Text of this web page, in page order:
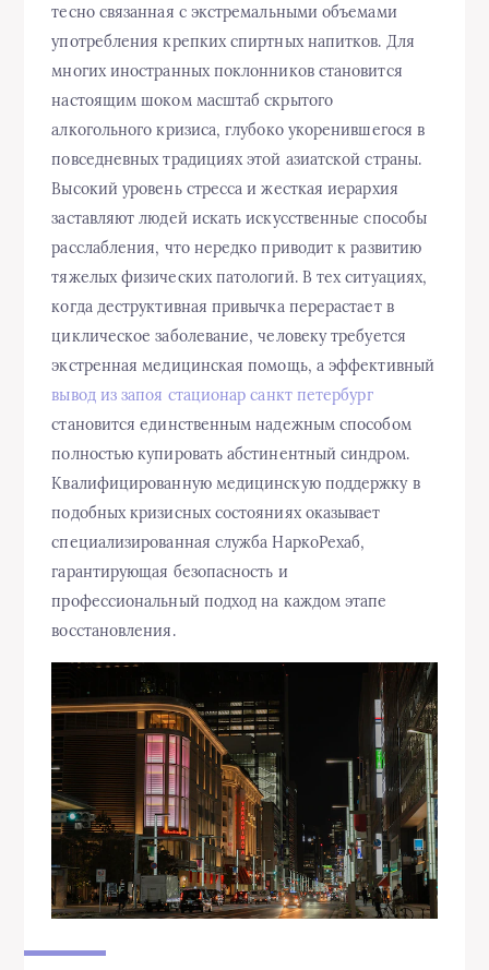
тесно связанная с экстремальными объемами
употребления крепких спиртных напитков. Для
многих иностранных поклонников становится
настоящим шоком масштаб скрытого
алкогольного кризиса, глубоко укоренившегося в
повседневных традициях этой азиатской страны.
Высокий уровень стресса и жесткая иерархия
заставляют людей искать искусственные способы
расслабления, что нередко приводит к развитию
тяжелых физических патологий. В тех ситуациях,
когда деструктивная привычка перерастает в
циклическое заболевание, человеку требуется
экстренная медицинская помощь, а эффективный
вывод из запоя стационар санкт петербург
становится единственным надежным способом
полностью купировать абстинентный синдром.
Квалифицированную медицинскую поддержку в
подобных кризисных состояниях оказывает
специализированная служба НаркоРехаб,
гарантирующая безопасность и
профессиональный подход на каждом этапе
восстановления.